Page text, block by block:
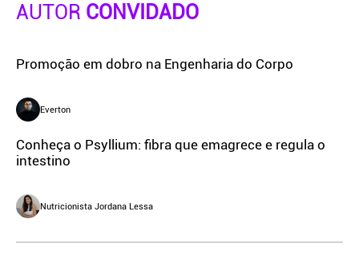
AUTOR CONVIDADO
Promoção em dobro na Engenharia do Corpo
Everton
Conheça o Psyllium: fibra que emagrece e regula o
intestino
Nutricionista Jordana Lessa